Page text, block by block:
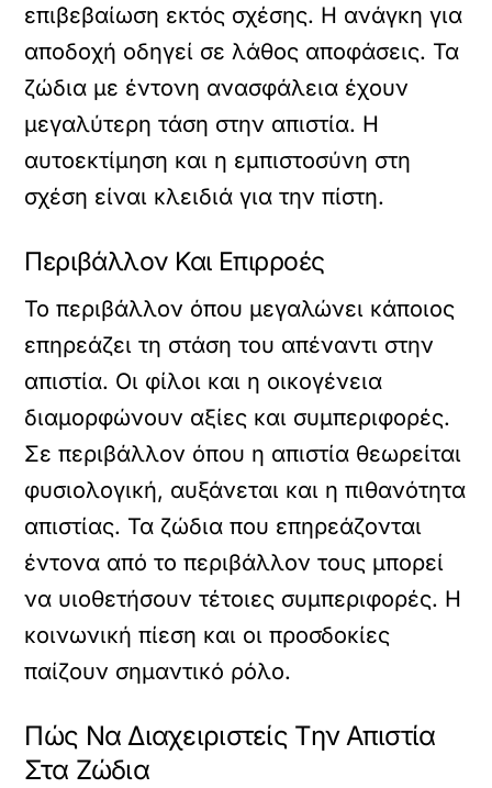
επιβεβαίωση εκτός σχέσης. Η ανάγκη για
αποδοχή οδηγεί σε λάθος αποφάσεις. Τα
ζώδια με έντονη ανασφάλεια έχουν
μεγαλύτερη τάση στην απιστία. Η
αυτοεκτίμηση και η εμπιστοσύνη στη
σχέση είναι κλειδιά για την πίστη.
Περιβάλλον Και Επιρροές
Το περιβάλλον όπου μεγαλώνει κάποιος
επηρεάζει τη στάση του απέναντι στην
απιστία. Οι φίλοι και η οικογένεια
διαμορφώνουν αξίες και συμπεριφορές.
Σε περιβάλλον όπου η απιστία θεωρείται
φυσιολογική, αυξάνεται και η πιθανότητα
απιστίας. Τα ζώδια που επηρεάζονται
έντονα από το περιβάλλον τους μπορεί
να υιοθετήσουν τέτοιες συμπεριφορές. Η
κοινωνική πίεση και οι προσδοκίες
παίζουν σημαντικό ρόλο.
Πώς Να Διαχειριστείς Την Απιστία
Στα Ζώδια